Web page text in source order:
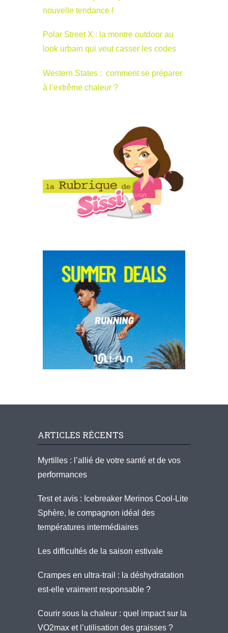
nouvelle tendance !
Polar Street X : la montre outdoor au
look urbain qui veut casser les codes
Western States : comment se préparer
à l’extrême chaleur ?
ARTICLES RÉCENTS
Myrtilles : l’allié de votre santé et de vos
performances
Test et avis : Icebreaker Merinos Cool-Lite
Sphère, le compagnon idéal des
températures intermédiaires
Les difficultés de la saison estivale
Crampes en ultra-trail : la déshydratation
est-elle vraiment responsable ?
Courir sous la chaleur : quel impact sur la
VO2max et l’utilisation des graisses ?